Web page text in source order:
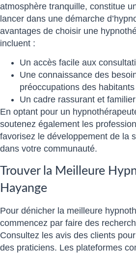
atmosphère tranquille, constitue
lancer dans une démarche
avantages de choisir une
incluent :
Un accès facile aux
Une connaissance des
préoccupations des habitants
Un cadre rassurant et familier
En optant pour un
soutenez également les
favorisez le développement de la
dans votre communauté.
Trouver la Meilleure
Hayange
Pour dénicher la meilleure
commencez par faire des
Consultez les avis des clients
des praticiens. Les plateformes